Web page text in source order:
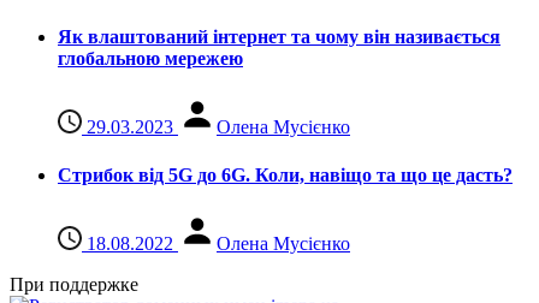
Як влаштований інтернет та чому він називається
глобальною мережею
29.03.2023 Олена Мусієнко
Стрибок від 5G до 6G. Коли, навіщо та що це даcть?
18.08.2022
Олена Мусієнко
При поддержке